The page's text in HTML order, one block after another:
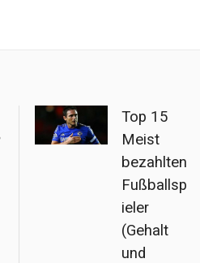
Top 15
Meist
bezahlten
Fußballsp
ieler
(Gehalt
und